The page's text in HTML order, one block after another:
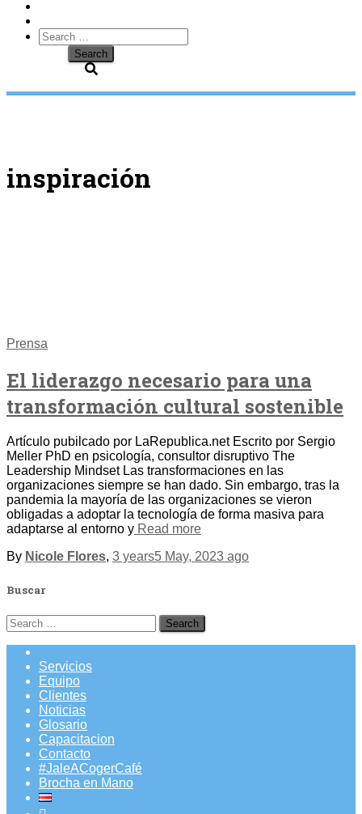
Search
for:
inspiración
Prensa
El liderazgo necesario para una
transformación cultural sostenible
Artículo pubilcado por LaRepublica.net Escrito por Sergio
Meller PhD en psicología, consultor disruptivo The
Leadership Mindset Las transformaciones en las
organizaciones siempre se han dado. Sin embargo, tras la
pandemia la mayoría de las organizaciones se vieron
obligadas a adoptar la tecnología de forma masiva para
adaptarse al entorno y Read more
By Nicole Flores, 3 years5 May, 2023 ago
Buscar
Search
for:
Servicios
Equipo
Clientes
Noticias
Glosario
Capacitacion
Contacto
#JaleACogerCafé
Brocha en Mano